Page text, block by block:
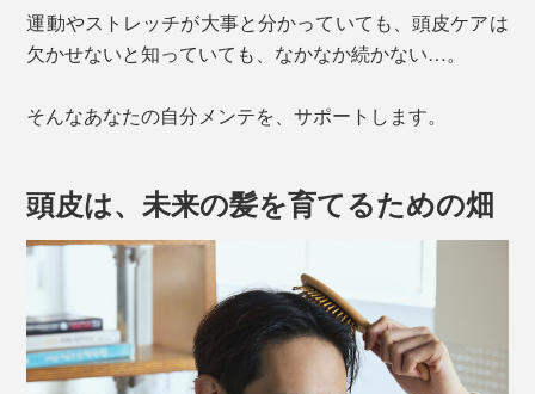
運動やストレッチが大事と分かっていても、頭皮ケアは
欠かせないと知っていても、なかなか続かない…。
そんなあなたの自分メンテを、サポートします。
頭皮は、未来の髪を育てるための畑